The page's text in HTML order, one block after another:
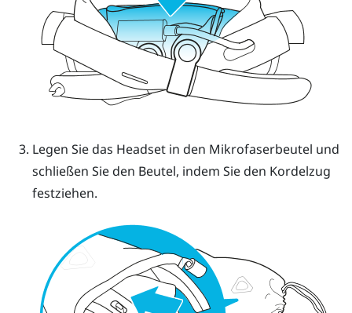
Legen Sie das Headset in den Mikrofaserbeutel und
schließen Sie den Beutel, indem Sie den Kordelzug
festziehen.